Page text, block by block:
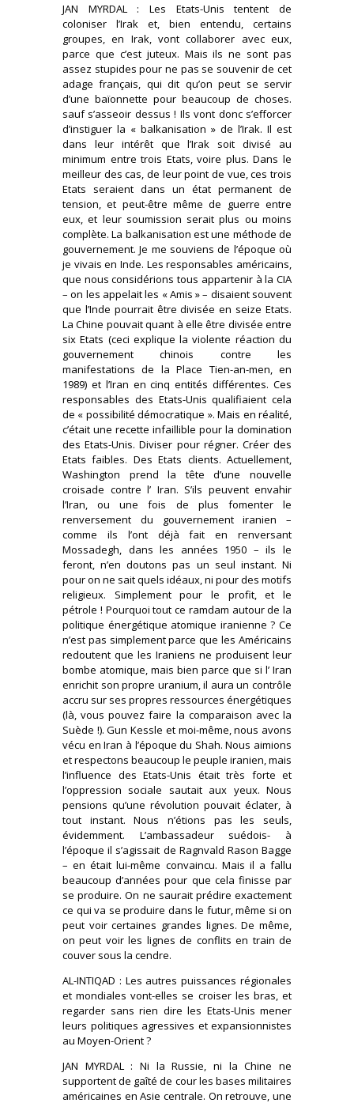
JAN MYRDAL : Les Etats-Unis tentent de
coloniser l’Irak et, bien entendu, certains
groupes, en Irak, vont collaborer avec eux,
parce que c’est juteux. Mais ils ne sont pas
assez stupides pour ne pas se souvenir de cet
adage français, qui dit qu’on peut se servir
d’une baïonnette pour beaucoup de choses.
sauf s’asseoir dessus ! Ils vont donc s’efforcer
d’instiguer la « balkanisation » de l’Irak. Il est
dans leur intérêt que l’Irak soit divisé au
minimum entre trois Etats, voire plus. Dans le
meilleur des cas, de leur point de vue, ces trois
Etats seraient dans un état permanent de
tension, et peut-être même de guerre entre
eux, et leur soumission serait plus ou moins
complète. La balkanisation est une méthode de
gouvernement. Je me souviens de l’époque où
je vivais en Inde. Les responsables américains,
que nous considérions tous appartenir à la CIA
– on les appelait les « Amis » – disaient souvent
que l’Inde pourrait être divisée en seize Etats.
La Chine pouvait quant à elle être divisée entre
six Etats (ceci explique la violente réaction du
gouvernement chinois contre les
manifestations de la Place Tien-an-men, en
1989) et l’Iran en cinq entités différentes. Ces
responsables des Etats-Unis qualifiaient cela
de « possibilité démocratique ». Mais en réalité,
c’était une recette infaillible pour la domination
des Etats-Unis. Diviser pour régner. Créer des
Etats faibles. Des Etats clients. Actuellement,
Washington prend la tête d’une nouvelle
croisade contre l’ Iran. S’ils peuvent envahir
l’Iran, ou une fois de plus fomenter le
renversement du gouvernement iranien –
comme ils l’ont déjà fait en renversant
Mossadegh, dans les années 1950 – ils le
feront, n’en doutons pas un seul instant. Ni
pour on ne sait quels idéaux, ni pour des motifs
religieux. Simplement pour le profit, et le
pétrole ! Pourquoi tout ce ramdam autour de la
politique énergétique atomique iranienne ? Ce
n’est pas simplement parce que les Américains
redoutent que les Iraniens ne produisent leur
bombe atomique, mais bien parce que si l’ Iran
enrichit son propre uranium, il aura un contrôle
accru sur ses propres ressources énergétiques
(là, vous pouvez faire la comparaison avec la
Suède !). Gun Kessle et moi-même, nous avons
vécu en Iran à l’époque du Shah. Nous aimions
et respectons beaucoup le peuple iranien, mais
l’influence des Etats-Unis était très forte et
l’oppression sociale sautait aux yeux. Nous
pensions qu’une révolution pouvait éclater, à
tout instant. Nous n’étions pas les seuls,
évidemment. L’ambassadeur suédois- à
l’époque il s’agissait de Ragnvald Rason Bagge
– en était lui-même convaincu. Mais il a fallu
beaucoup d’années pour que cela finisse par
se produire. On ne saurait prédire exactement
ce qui va se produire dans le futur, même si on
peut voir certaines grandes lignes. De même,
on peut voir les lignes de conflits en train de
couver sous la cendre.
AL-INTIQAD : Les autres puissances régionales
et mondiales vont-elles se croiser les bras, et
regarder sans rien dire les Etats-Unis mener
leurs politiques agressives et expansionnistes
au Moyen-Orient ?
JAN MYRDAL : Ni la Russie, ni la Chine ne
supportent de gaîté de cour les bases militaires
américaines en Asie centrale. On retrouve, une